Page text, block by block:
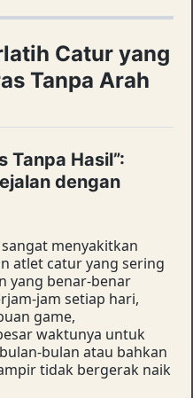
Catur yang
Tanpa Arah
Tanpa Hasil”:
dengan
menyakitkan
atlet catur yang sering
yang benar-benar
jam setiap hari,
game,
waktunya untuk
bulan atau bahkan
tidak bergerak naik